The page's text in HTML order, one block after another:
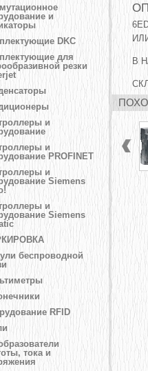
и
DKC
для
резки
и
и
PROFINET
и
Siemens
и
Siemens
беспроводной
RFID
тока и
В